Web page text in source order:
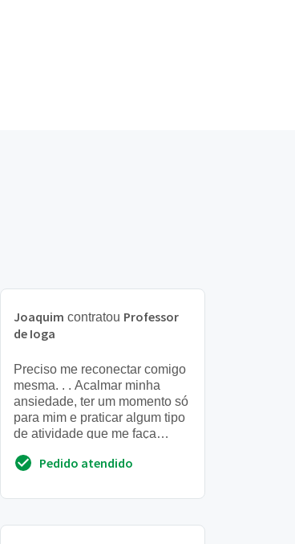
Joaquim contratou Professor
de Ioga
Preciso me reconectar comigo
mesma. . . Acalmar minha
ansiedade, ter um momento só
para mim e praticar algum tipo
de atividade que me faça
procrastinação
Pedido atendido